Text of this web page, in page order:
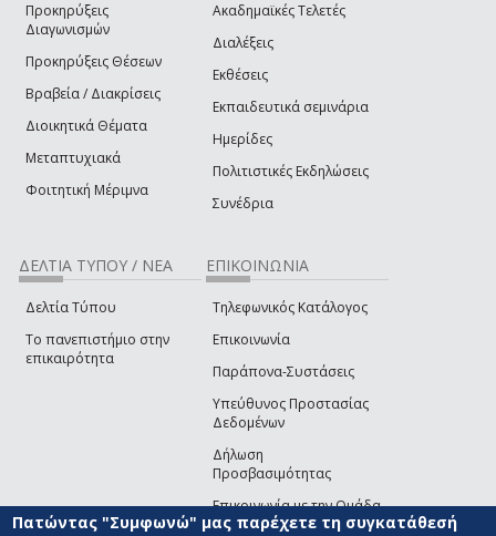
Προκηρύξεις
Διαγωνισμών
Προκηρύξεις Θέσεων
Βραβεία / Διακρίσεις
Διοικητικά Θέματα
Μεταπτυχιακά
Φοιτητική Μέριμνα
Ακαδημαϊκές Τελετές
Διαλέξεις
Εκθέσεις
Εκπαιδευτικά σεμινάρια
Ημερίδες
Πολιτιστικές Εκδηλώσεις
Συνέδρια
ΔΕΛΤΙΑ ΤΥΠΟΥ / ΝΕΑ
Δελτία Τύπου
Το πανεπιστήμιο στην
επικαιρότητα
ΕΠΙΚΟΙΝΩΝΙΑ
Τηλεφωνικός Κατάλογος
Επικοινωνία
Παράπονα-Συστάσεις
Υπεύθυνος Προστασίας
Δεδομένων
Δήλωση
Προσβασιμότητας
Επικοινωνία με την Ομάδα
Ανάπτυξης του site(link sends e-mail)
Πατώντας "Συμφωνώ" μας παρέχετε τη συγκατάθεσή